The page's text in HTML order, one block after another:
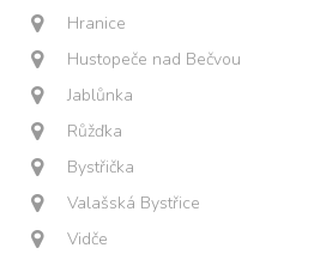
Hranice
Hustopeče nad Bečvou
Jablůnka
Růžďka
Bystřička
Valašská Bystřice
Vidče